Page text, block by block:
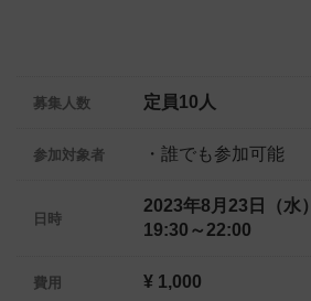
募集人数 定員10人
参加対象者 ・誰でも参加可能
日時
2023年8月23日（水）
19:30～22:00
費用 ¥ 1,000